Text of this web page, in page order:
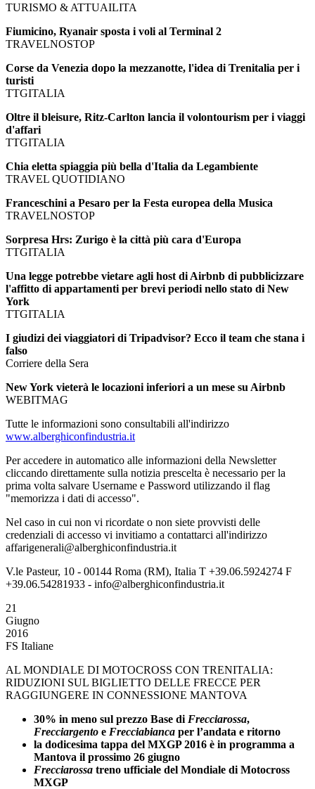
TURISMO & ATTUAILITA
Fiumicino, Ryanair sposta i voli al Terminal 2
TRAVELNOSTOP
Corse da Venezia dopo la mezzanotte, l'idea di Trenitalia per i
turisti
TTGITALIA
Oltre il bleisure, Ritz-Carlton lancia il volontourism per i viaggi
d'affari
TTGITALIA
Chia eletta spiaggia più bella d'Italia da Legambiente
TRAVEL QUOTIDIANO
Franceschini a Pesaro per la Festa europea della Musica
TRAVELNOSTOP
Sorpresa Hrs: Zurigo è la città più cara d'Europa
TTGITALIA
Una legge potrebbe vietare agli host di Airbnb di pubblicizzare
l'affitto di appartamenti per brevi periodi nello stato di New
York
TTGITALIA
I giudizi dei viaggiatori di Tripadvisor? Ecco il team che stana i
falso
Corriere della Sera
New York vieterà le locazioni inferiori a un mese su Airbnb
WEBITMAG
Tutte le informazioni sono consultabili all'indirizzo
www.alberghiconfindustria.it
Per accedere in automatico alle informazioni della Newsletter
cliccando direttamente sulla notizia prescelta è necessario per la
prima volta salvare Username e Password utilizzando il flag
"memorizza i dati di accesso".
Nel caso in cui non vi ricordate o non siete provvisti delle
credenziali di accesso vi invitiamo a contattarci all'indirizzo
affarigenerali@alberghiconfindustria.it
V.le Pasteur, 10 - 00144 Roma (RM), Italia T +39.06.5924274 F
+39.06.54281933 - info@alberghiconfindustria.it
21
Giugno
2016
FS Italiane
AL MONDIALE DI MOTOCROSS CON TRENITALIA:
RIDUZIONI SUL BIGLIETTO DELLE FRECCE PER
RAGGIUNGERE IN CONNESSIONE MANTOVA
30% in meno sul prezzo Base di Frecciarossa,
Frecciargento e Frecciabianca per l’andata e ritorno
la dodicesima tappa del MXGP 2016 è in programma a
Mantova il prossimo 26 giugno
Frecciarossa treno ufficiale del Mondiale di Motocross
MXGP